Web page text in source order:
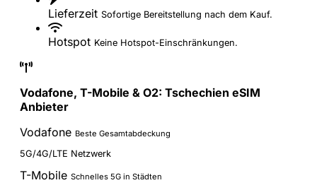
Lieferzeit Sofortige Bereitstellung nach dem Kauf.
Hotspot Keine Hotspot-Einschränkungen.
Vodafone, T-Mobile & O2: Tschechien eSIM
Anbieter
Vodafone Beste Gesamtabdeckung
5G/4G/LTE Netzwerk
T-Mobile Schnelles 5G in Städten